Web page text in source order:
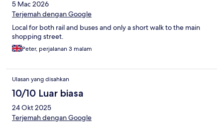
5 Mac 2026
Terjemah dengan Google
Local for both rail and buses and only a short walk to the main
shopping street.
Peter, perjalanan 3 malam
Ulasan yang disahkan
10/10 Luar biasa
24 Okt 2025
Terjemah dengan Google